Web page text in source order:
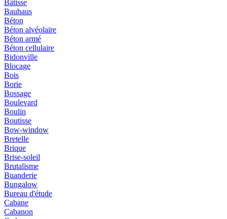
Bâtisse
Bauhaus
Béton
Béton alvéolaire
Béton armé
Béton cellulaire
Bidonville
Blocage
Bois
Borie
Bossage
Boulevard
Boulin
Boutisse
Bow-window
Bretelle
Brique
Brise-soleil
Brutalisme
Buanderie
Bungalow
Bureau d'étude
Cabane
Cabanon